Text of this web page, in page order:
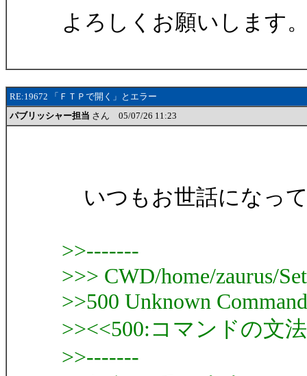
よろしくお願いします
RE:19672 「ＦＴＰで開く」とエラー
パブリッシャー担当 さん 05/07/26 11:23
いつもお世話になっ
>>-------
>>> CWD/home/zaurus/
>>500 Unknown
>><<500:コマンドの文
>>-------